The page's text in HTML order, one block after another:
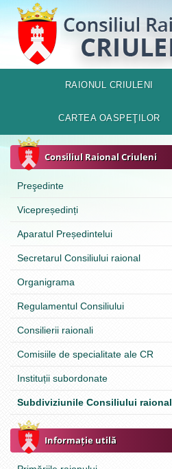
RAIONUL CRIULENI
CARTEA OASPEŢILOR
Consiliul Raional Criuleni
Preşedinte
Vicepreședinți
Aparatul Președintelui
Secretarul Consiliului raional
Organigrama
Regulamentul Consiliului
Consilierii raionali
Comisiile de specialitate ale CR
Instituții subordonate
Subdiviziunile Consiliului raional
Informație utilă